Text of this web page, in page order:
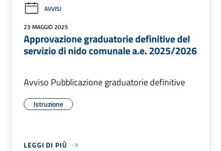
AVVISI
23 MAGGIO 2025
Approvazione graduatorie definitive del
servizio di nido comunale a.e. 2025/2026
Avviso Pubblicazione graduatorie definitive
Istruzione
LEGGI DI PIÙ